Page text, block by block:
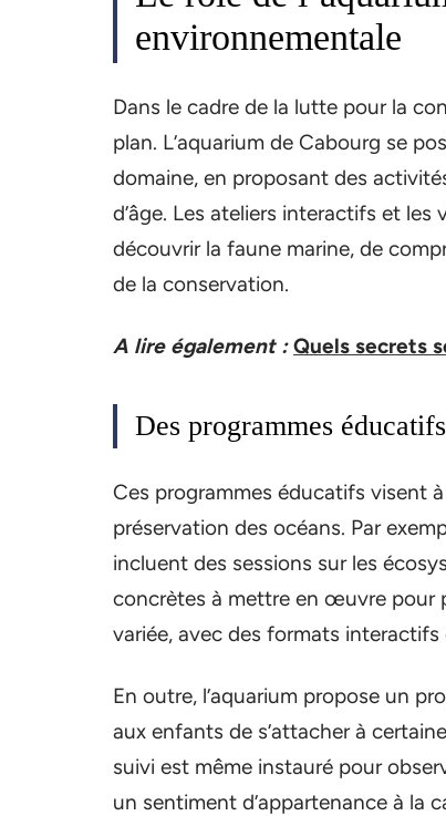
environnementale
Dans le cadre de la lutte pour la
plan. L’aquarium de Cabourg se
domaine, en proposant des
d’âge. Les ateliers interactifs et
découvrir la faune marine, de
de la conservation.
A lire également : Quels secrets
Des programmes
Ces programmes éducatifs visent
préservation des océans. Par
incluent des sessions sur les
concrètes à mettre en œuvre pour
variée, avec des formats
En outre, l’aquarium propose un
aux enfants de s’attacher à
suivi est même instauré pour
un sentiment d’appartenance à la